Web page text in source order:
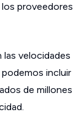
proveedores
velocidades
incluir
de millones